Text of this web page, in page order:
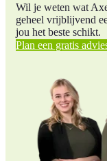
Wil je weten wat
geheel vrijblijvend
jou het beste schikt.
Plan een gratis